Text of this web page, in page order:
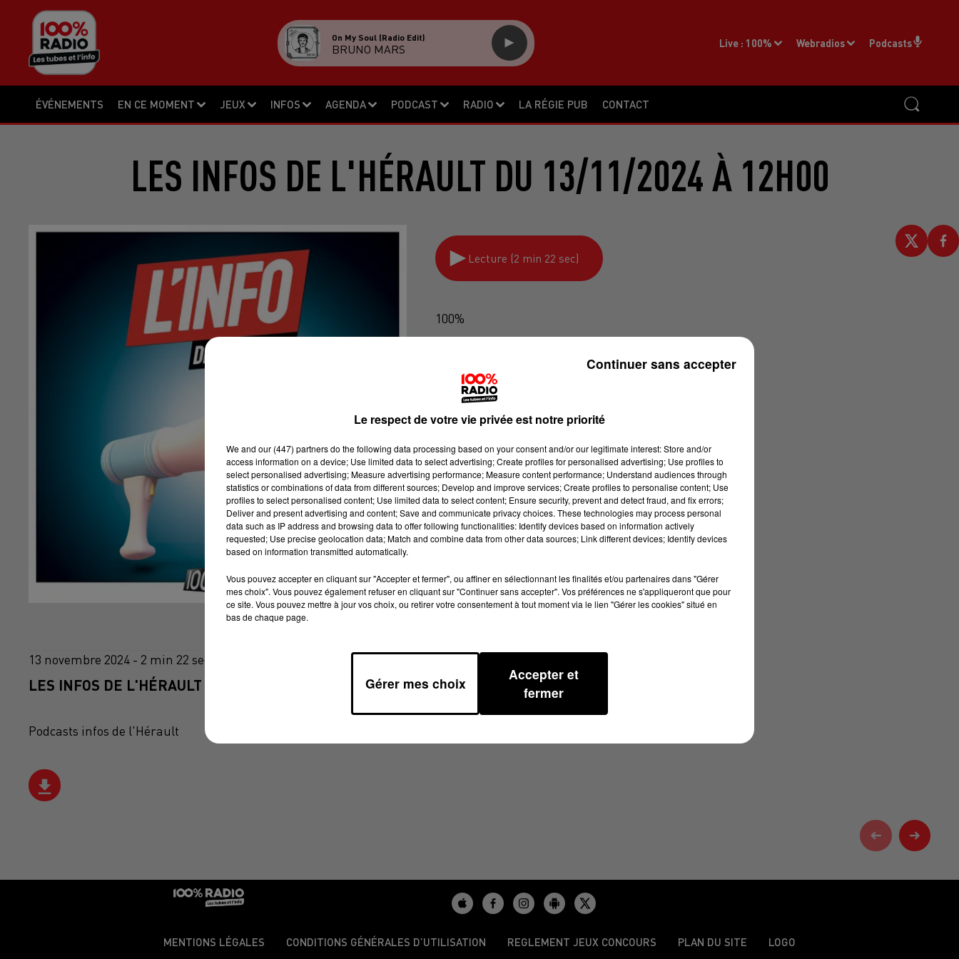
ÉVÉNEMENTS EN CE MOMENT JEUX INFOS AGENDA PODCAST RADIO LA RÉGIE PUB CONTACT
Live : 100% Webradios Podcasts
On My Soul (radio Edit)
BRUNO MARS
LES INFOS DE L'HÉRAULT DU 13/11/2024 À 12H00
Lecture (2 min 22 sec)
100%
13 novembre 2024 - 2 min 22 sec
LES INFOS DE L'HÉRAULT DU 13/11/2024 À 12H00
Podcasts infos de l'Hérault
MENTIONS LÉGALES CONDITIONS GÉNÉRALES D’UTILISATION REGLEMENT JEUX CONCOURS PLAN DU SITE LOGO
Le respect de votre vie privée est notre priorité
We and our (447) partnersdo the following data processing based on your consent and/or our legitimate interest: Store and/or
access information on a device; Use limited data to select advertising; Create profiles for personalised advertising; Use profiles to
select personalised advertising; Measure advertising performance; Measure content performance; Understand audiences through
statistics or combinations of data from different sources; Develop and improve services; Create profiles to personalise content; Use
profiles to select personalised content; Use limited data to select content; Ensure security, prevent and detect fraud, and fix errors;
Deliver and present advertising and content; Save and communicate privacy choices. These technologies may process personal
data such as IP address and browsing data to offer following functionalities: Identify devices based on information actively
requested; Use precise geolocation data; Match and combine data from other data sources; Link different devices; Identify devices
based on information transmitted automatically.
Vous pouvez accepter en cliquant sur "Accepter et fermer", ou affiner en sélectionnant les finalités et/ou partenaires dans "Gérer
mes choix". Vous pouvez également refuser en cliquant sur "Continuer sans accepter". Vos préférences ne s'appliqueront que pour
ce site. Vous pouvez mettre à jour vos choix, ou retirer votre consentement à tout moment via le lien "Gérer les cookies" situé en
bas de chaque page.
Gérer mes choix
Accepter et
fermer
Continuer sans accepter